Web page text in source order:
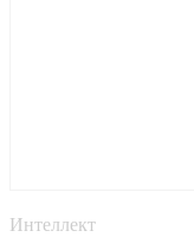
Интеллект